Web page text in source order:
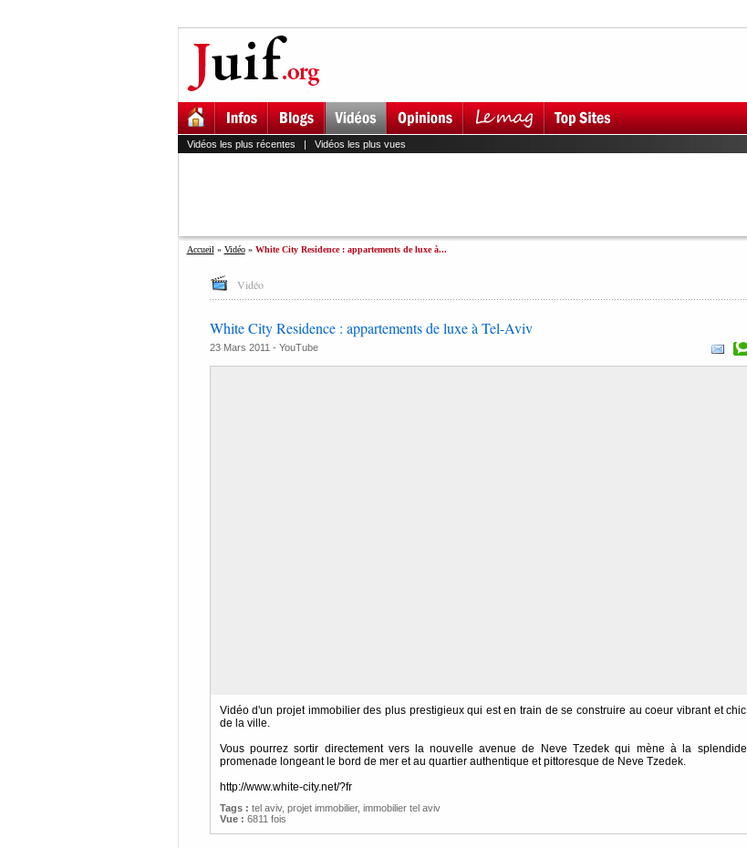
Vidéos les plus récentes | Vidéos les plus vues
Accueil » Vidéo» White City Residence : appartements de luxe à...
Vidéo
White City Residence : appartements de luxe à Tel-Aviv
23 Mars 2011 - YouTube
Vidéo d'un projet immobilier des plus prestigieux qui est en train de se construire au coeur vibrant et chic
de la ville.
Vous pourrez sortir directement vers la nouvelle avenue de Neve Tzedek qui mène à la splendide
promenade longeant le bord de mer et au quartier authentique et pittoresque de Neve Tzedek.
http://www.white-city.net/?fr
Tags : tel aviv, projet immobilier, immobilier tel aviv
Vue : 6811 fois